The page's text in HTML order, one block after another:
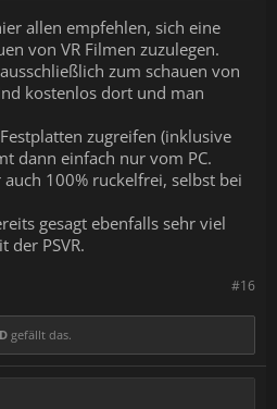
allen empfehlen, sich eine
von VR Filmen zuzulegen.
zum schauen von
kostenlos dort und man
zugreifen (inklusive
dann einfach nur vom PC.
100% ruckelfrei, selbst bei
gesagt ebenfalls sehr viel
der PSVR.
#16
gefällt das.